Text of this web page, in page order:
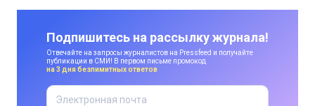
Подпишитесь на рассылку журнала!
Отвечайте на запросы журналистов на Pressfeed и получайте
публикации в СМИ! В первом письме промокод
на 3 дня безлимитных ответов